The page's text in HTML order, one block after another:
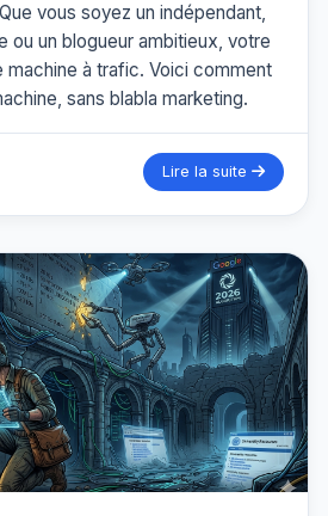
vous soyez un indépendant,
ou un blogueur ambitieux, votre
machine à trafic. Voici comment
sans blabla marketing.
Lire la suite